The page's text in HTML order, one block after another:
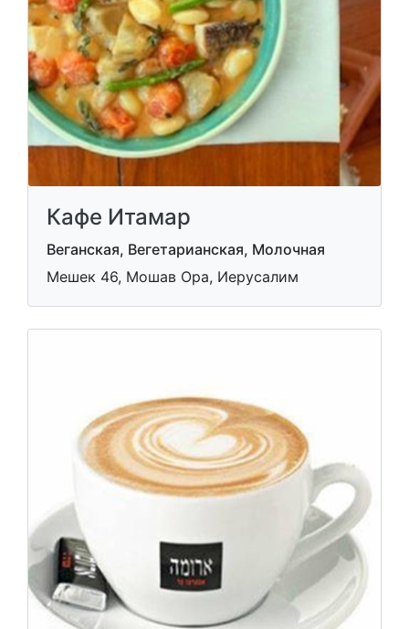
Кафе Итамар
Веганская, Вегетарианская, Молочная
Мешек 46, Мошав Ора, Иерусалим